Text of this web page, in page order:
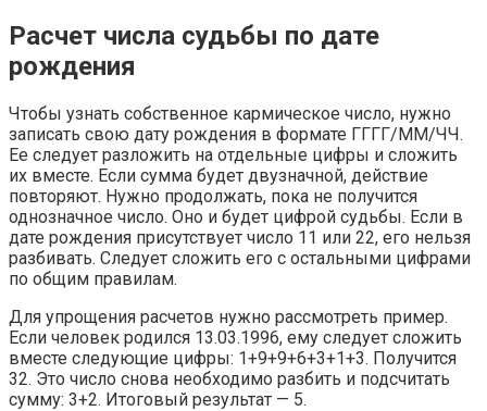
Расчет числа судьбы по дате
рождения
Чтобы узнать собственное кармическое число, нужно
записать свою дату рождения в формате ГГГГ/ММ/ЧЧ.
Ее следует разложить на отдельные цифры и сложить
их вместе. Если сумма будет двузначной, действие
повторяют. Нужно продолжать, пока не получится
однозначное число. Оно и будет цифрой судьбы. Если в
дате рождения присутствует число 11 или 22, его нельзя
разбивать. Следует сложить его с остальными цифрами
по общим правилам.
Для упрощения расчетов нужно рассмотреть пример.
Если человек родился 13.03.1996, ему следует сложить
вместе следующие цифры: 1+9+9+6+3+1+3. Получится
32. Это число снова необходимо разбить и подсчитать
сумму: 3+2. Итоговый результат — 5.